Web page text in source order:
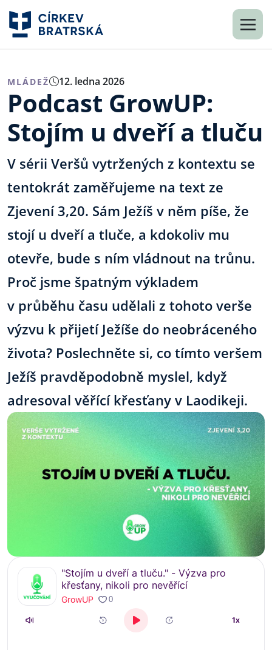
MLÁDEŽ 12. ledna 2026
Podcast GrowUP:
Stojím u dveří a tluču
V sérii Veršů vytržených z kontextu se
tentokrát zaměřujeme na text ze
Zjevení 3,20. Sám Ježíš v něm píše, že
stojí u dveří a tluče, a kdokoliv mu
otevře, bude s ním vládnout na trůnu.
Proč jsme špatným výkladem
v průběhu času udělali z tohoto verše
výzvu k přijetí Ježíše do neobráceného
života? Poslechněte si, co tímto veršem
Ježíš pravděpodobně myslel, když
adresoval věřící křesťany v Laodikeji.